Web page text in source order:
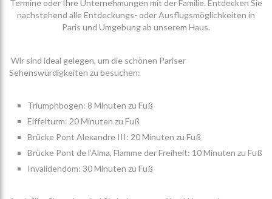
Termine oder Ihre Unternehmungen mit der Familie. Entdecken Sie
nachstehend alle Entdeckungs- oder Ausflugsmöglichkeiten in
Paris und Umgebung ab unserem Haus.
Wir sind ideal gelegen, um die schönen Pariser
Sehenswürdigkeiten zu besuchen:
Triumphbogen: 8 Minuten zu Fuß
Eiffelturm: 20 Minuten zu Fuß
Brücke Pont Alexandre III: 20 Minuten zu Fuß
Brücke Pont de l‘Alma, Flamme der Freiheit: 10 Minuten zu Fuß
Invalidendom: 30 Minuten zu Fuß